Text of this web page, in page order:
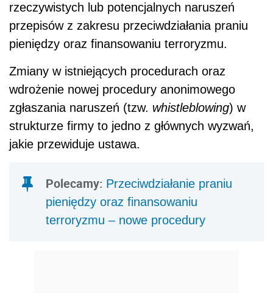
rzeczywistych lub potencjalnych naruszeń
przepisów z zakresu przeciwdziałania praniu
pieniędzy oraz finansowaniu terroryzmu.
Zmiany w istniejących procedurach oraz
wdrożenie nowej procedury anonimowego
zgłaszania naruszeń (tzw. whistleblowing) w
strukturze firmy to jedno z głównych wyzwań,
jakie przewiduje ustawa.
Polecamy: Przeciwdziałanie praniu
pieniędzy oraz finansowaniu
terroryzmu – nowe procedury